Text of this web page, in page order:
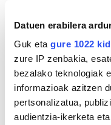
Datuen erabilera
Guk eta gure 1022
zure IP zenbakia,
bezalako teknologiak
informazioak azitzen
pertsonalizatua,
audientzia-ikerketa